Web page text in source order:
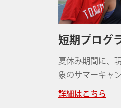
短期プログ
夏休み期間に、
象のサマーキャ
詳細はこちら